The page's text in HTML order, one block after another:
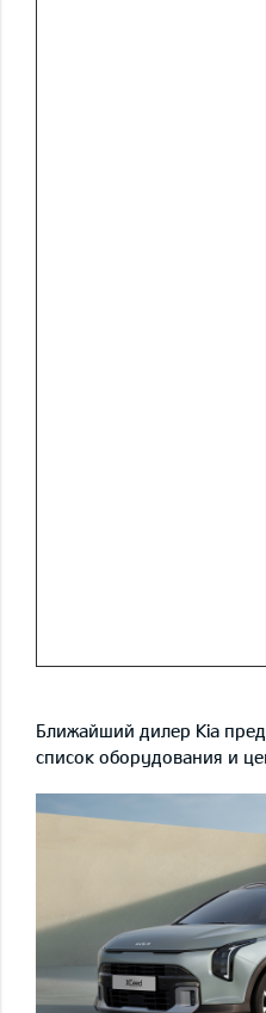
Ближайший дилер Kia
список оборудования и